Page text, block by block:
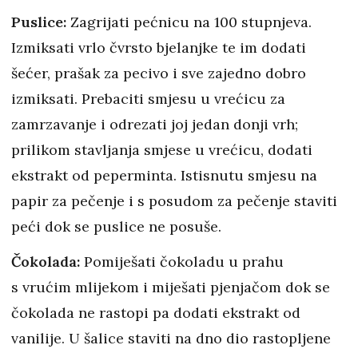
Puslice: Zagrijati pećnicu na 100 stupnjeva.
Izmiksati vrlo čvrsto bjelanjke te im dodati
šećer, prašak za pecivo i sve zajedno dobro
izmiksati. Prebaciti smjesu u vrećicu za
zamrzavanje i odrezati joj jedan donji vrh;
prilikom stavljanja smjese u vrećicu, dodati
ekstrakt od peperminta. Istisnutu smjesu na
papir za pečenje i s posudom za pečenje staviti
peći dok se puslice ne posuše.
Čokolada: Pomiješati čokoladu u prahu
s vrućim mlijekom i miješati pjenjačom dok se
čokolada ne rastopi pa dodati ekstrakt od
vanilije. U šalice staviti na dno dio rastopljene